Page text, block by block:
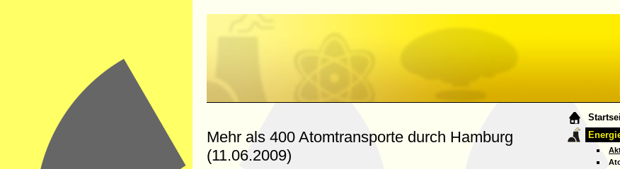
Mehr als 400 Atomtransporte durch Hamburg
(11.06.2009)